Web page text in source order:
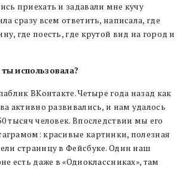
приехать и задавали мне кучу
сразу всем ответить, написала, где
где поесть, где крутой вид на город и
тыиспользовала?
ВКонтакте. Четыре года назад как
активно развивались, и нам удалось
тысяч человек. Впоследствии мы его
красивые картинки, полезная
страницу в Фейсбуке. Один наш
есть даже в «Одноклассниках», там